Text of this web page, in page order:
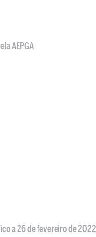
AEPGA
a 26 de fevereiro de 2022